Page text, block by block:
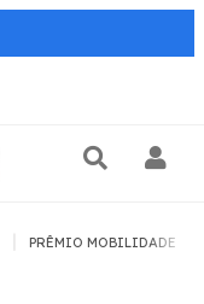
PRÊMIO MOBILIDADE